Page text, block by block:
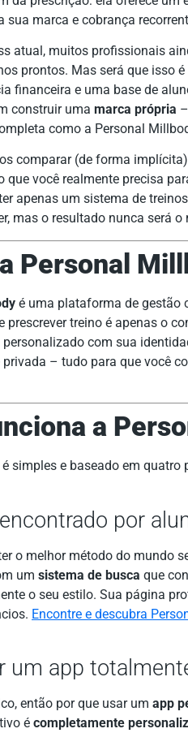
sua marca e cobrança
atual, muitos profissionais
prontos. Mas será que isso
financeira e uma base de
construir uma marca própria
como a Personal
comparar (de forma
que você realmente precisa
apenas um sistema de
mas o resultado nunca será o
Personal
é uma plataforma de gestão
prescrever treino é apenas o
com sua
– tudo para que você
a
simples e baseado em
por
o melhor método do mundo
um sistema de busca que
o seu estilo. Sua página
Encontre e descubra
um app
então por que usar um app
é completamente